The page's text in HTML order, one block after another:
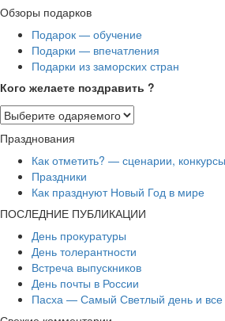
Обзоры подарков
Подарок — обучение
Подарки — впечатления
Подарки из заморских стран
Кого желаете поздравить ?
Празднования
Как отметить? — сценарии,
Праздники
Как празднуют Новый Год в мире
ПОСЛЕДНИЕ ПУБЛИКАЦИИ
День прокуратуры
День толерантности
Встреча выпускников
День почты в России
Пасха — Самый Светлый день и